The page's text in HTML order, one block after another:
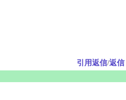
引用返信/返信